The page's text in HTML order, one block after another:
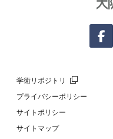
学術リポジトリ
プライバシーポリシー
サイトポリシー
サイトマップ